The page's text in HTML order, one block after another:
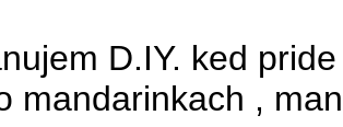
D.IY. ked
mandarinkach ,